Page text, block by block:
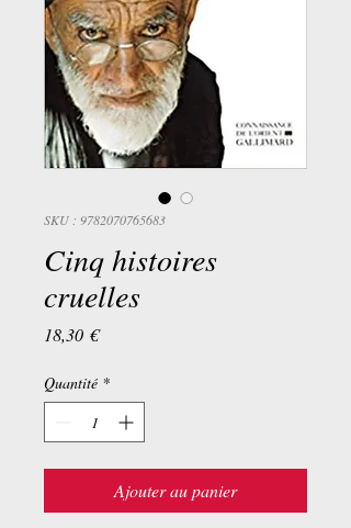
SKU : 9782070765683
Cinq histoires
cruelles
18,30 €Prix
Quantité *
Ajouter au panier